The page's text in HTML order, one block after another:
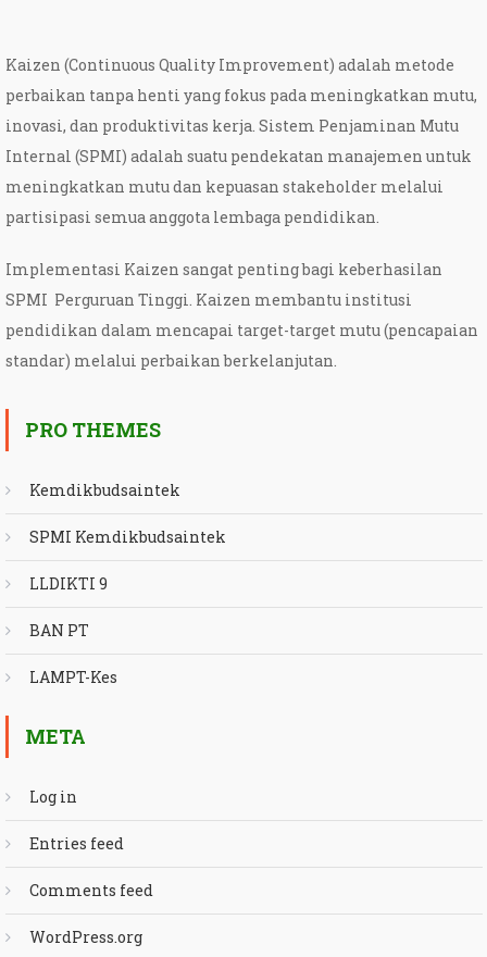
Kaizen (Continuous Quality Improvement) adalah metode
perbaikan tanpa henti yang fokus pada meningkatkan mutu,
inovasi, dan produktivitas kerja. Sistem Penjaminan Mutu
Internal (SPMI) adalah suatu pendekatan manajemen untuk
meningkatkan mutu dan kepuasan stakeholder melalui
partisipasi semua anggota lembaga pendidikan.
Implementasi Kaizen sangat penting bagi keberhasilan
SPMI Perguruan Tinggi. Kaizen membantu institusi
pendidikan dalam mencapai target-target mutu (pencapaian
standar) melalui perbaikan berkelanjutan.
PRO THEMES
Kemdikbudsaintek
SPMI Kemdikbudsaintek
LLDIKTI 9
BAN PT
LAMPT-Kes
META
Log in
Entries feed
Comments feed
WordPress.org